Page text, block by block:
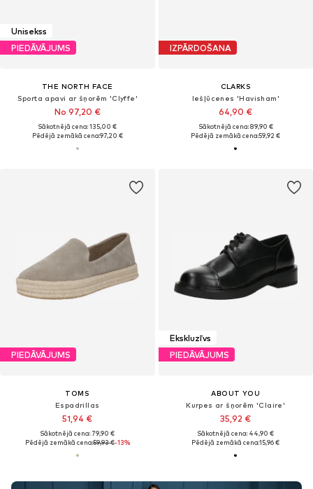
Unisekss
PIEDĀVĀJUMS
THE NORTH FACE
Sporta apavi ar šņorēm 'Clyffe'
No 97,20 €
Sākotnējā cena: 135,00 €
Pēdējā zemākā cena:97,20 €
IZPĀRDOŠANA
CLARKS
Iešļūcenes 'Havisham'
64,90 €
Sākotnējā cena: 89,90 €
Pēdējā zemākā cena:59,92 €
PIEDĀVĀJUMS
TOMS
Espadrillas
51,94 €
Sākotnējā cena: 79,90 €
Pēdējā zemākā cena:59,93 €-13%
Ekskluzīvs
PIEDĀVĀJUMS
ABOUT YOU
Kurpes ar šņorēm 'Claire'
35,92 €
Sākotnējā cena: 44,90 €
Pēdējā zemākā cena:15,96 €